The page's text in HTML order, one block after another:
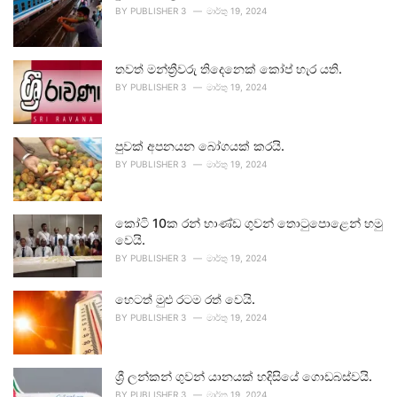
BY PUBLISHER 3 මාර්තු 19, 2024
තවත් මන්ත්‍රීවරු තිදෙනෙක් කෝප් හැර යති.
BY PUBLISHER 3 මාර්තු 19, 2024
පුවක් අපනයන බෝගයක් කරයි.
BY PUBLISHER 3 මාර්තු 19, 2024
කෝටි 10ක රන් භාණ්ඩ ගුවන් තොටුපොළෙන් හමු
වෙයි.
BY PUBLISHER 3 මාර්තු 19, 2024
හෙටත් මුළු රටම රත් වෙයි.
BY PUBLISHER 3 මාර්තු 19, 2024
ශ්‍රී ලන්කන් ගුවන් යානයක් හදිසියේ ගොඩබස්වයි.
BY PUBLISHER 3 මාර්තු 19, 2024